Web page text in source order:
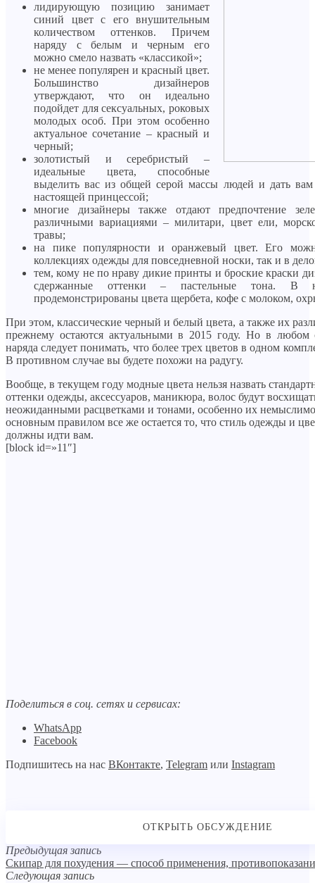
лидирующую позицию занимает
синий цвет с его внушительным
количеством оттенков. Причем
наряду с белым и черным его
можно смело назвать «классикой»;
не менее популярен и красный цвет.
Большинство дизайнеров
утверждают, что он идеально
подойдет для сексуальных, роковых
молодых особ. При этом особенно
актуальное сочетание – красный и
черный;
золотистый и серебристый –
идеальные цвета, способные
выделить вас из общей серой массы людей и дать вам
настоящей принцессой;
многие дизайнеры также отдают предпочтение
различными вариациями – милитари, цвет ели,
травы;
на пике популярности и оранжевый цвет. Его
коллекциях одежды для повседневной носки, так и в
тем, кому не по нраву дикие принты и броские краски
сдержанные оттенки – пастельные тона. В
продемонстрированы цвета щербета, кофе с молоком,
При этом, классические черный и белый цвета, а также их
прежнему остаются актуальными в 2015 году. Но в любом
наряда следует понимать, что более трех цветов в одном
В противном случае вы будете похожи на радугу.
Вообще, в текущем году модные цвета нельзя назвать
оттенки одежды, аксессуаров, маникюра, волос будут
неожиданными расцветками и тонами, особенно их
основным правилом все же остается то, что стиль одежды и
должны идти вам.
[block id=»11″]
Поделиться в соц. сетях и сервисах:
WhatsApp
Facebook
Подпишитесь на нас ВКонтакте, Telegram или Instagram
Предыдущая запись
Скипар для похудения — способ применения,
Следующая запись